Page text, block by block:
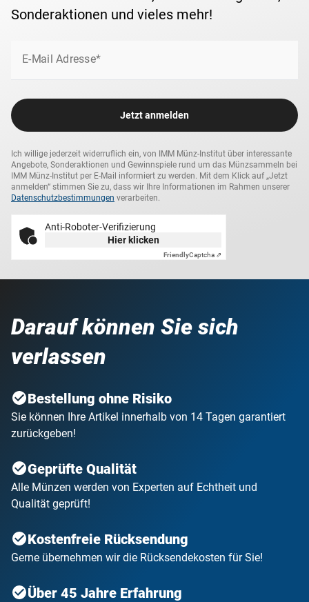
Sonderaktionen und vieles mehr!
E-Mail Adresse*
Jetzt anmelden
Ich willige jederzeit widerruflich ein, von IMM Münz-Institut über interessante
Angebote, Sonderaktionen und Gewinnspiele rund um das Münzsammeln bei
IMM Münz-Institut per E-Mail informiert zu werden. Mit dem Klick auf „Jetzt
anmelden“ stimmen Sie zu, dass wir Ihre Informationen im Rahmen unserer
Datenschutzbestimmungen verarbeiten.
Anti-Roboter-Verifizierung
Hier klicken
FriendlyCaptcha ⇗
Darauf können Sie sich
verlassen
Bestellung ohne Risiko
Sie können Ihre Artikel innerhalb von 14 Tagen garantiert
zurückgeben!
Geprüfte Qualität
Alle Münzen werden von Experten auf Echtheit und
Qualität geprüft!
Kostenfreie Rücksendung
Gerne übernehmen wir die Rücksendekosten für Sie!
Über 45 Jahre Erfahrung